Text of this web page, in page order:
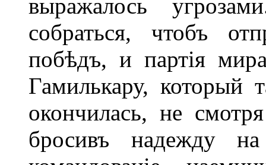
выражалось
собраться, чтобъ
побѣдъ, и партія
Гамилькару, который
окончилась, не
бросивъ надежду